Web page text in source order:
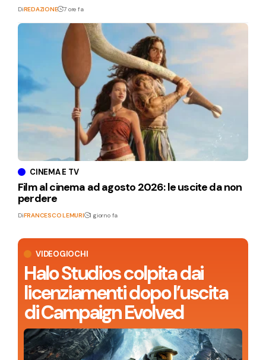
VIDEOGIOCHI
Halo Studios colpita dai
licenziamenti dopo l’uscita
di Campaign Evolved
DiREDAZIONE 7 ore fa
CINEMA E TV
Film al cinema ad agosto 2026: le uscite da non
perdere
DiFRANCESCO LEMURI 1 giorno fa